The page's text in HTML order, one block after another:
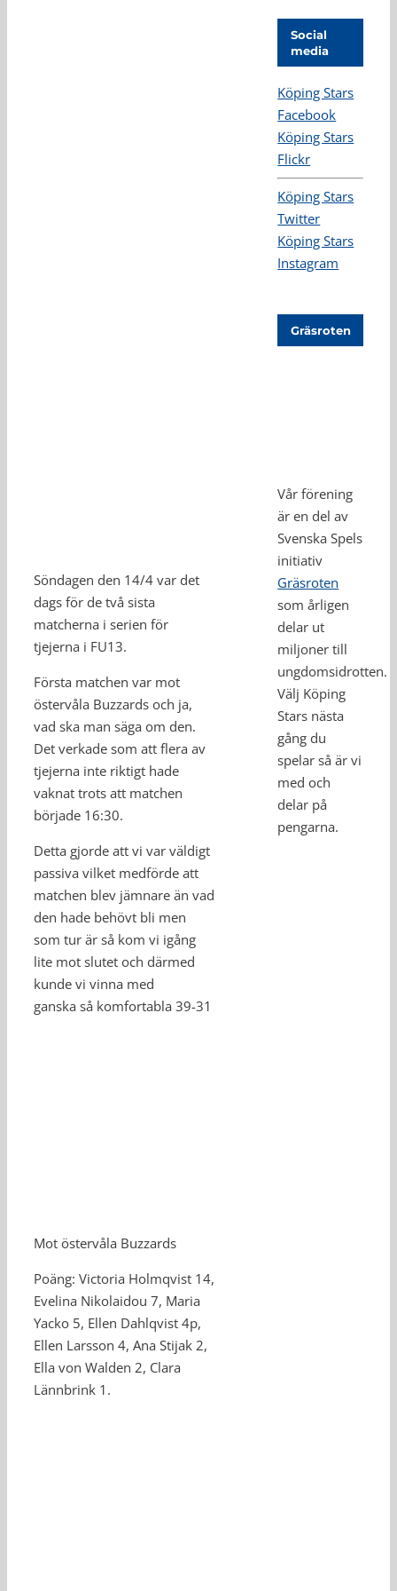
Söndagen den 14/4 var det
dags för de två sista
matcherna i serien för
tjejerna i FU13.
Första matchen var mot
östervåla Buzzards och ja,
vad ska man säga om den.
Det verkade som att flera av
tjejerna inte riktigt hade
vaknat trots att matchen
började 16:30.
Detta gjorde att vi var väldigt
passiva vilket medförde att
matchen blev jämnare än vad
den hade behövt bli men
som tur är så kom vi igång
lite mot slutet och därmed
kunde vi vinna med
ganska så komfortabla 39-31
Mot östervåla Buzzards
Poäng: Victoria Holmqvist 14,
Evelina Nikolaidou 7, Maria
Yacko 5, Ellen Dahlqvist 4p,
Ellen Larsson 4, Ana Stijak 2,
Ella von Walden 2, Clara
Lännbrink 1.
Social
media
Köping Stars
Facebook
Köping Stars
Flickr
Köping Stars
Twitter
Köping Stars
Instagram
Gräsroten
Vår förening
är en del av
Svenska Spels
initiativ
Gräsroten
som årligen
delar ut
miljoner till
ungdomsidrotten.
Välj Köping
Stars nästa
gång du
spelar så är vi
med och
delar på
pengarna.